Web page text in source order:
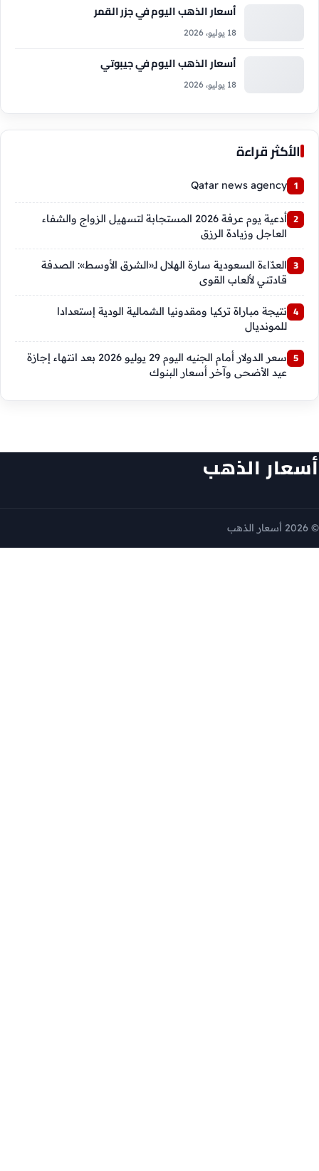
أسعار الذهب اليوم في جزر القمر
18 يوليو، 2026
أسعار الذهب اليوم في جيبوتي
18 يوليو، 2026
الأكثر قراءة
Qatar news agency
أدعية يوم عرفة 2026 المستجابة لتسهيل الزواج والشفاء
العاجل وزيادة الرزق
العدّاءة السعودية سارة الهلال لـ«الشرق الأوسط»: الصدفة
قادتني لألعاب القوى
نتيجة مباراة تركيا ومقدونيا الشمالية الودية إستعدادا
للمونديال
سعر الدولار أمام الجنيه اليوم 29 يوليو 2026 بعد انتهاء إجازة
عيد الأضحى وآخر أسعار البنوك
أسعار الذهب
© 2026 أسعار الذهب